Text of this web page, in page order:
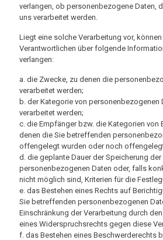
verlangen, ob personenbezogene Daten,
uns verarbeitet werden.
Liegt eine solche Verarbeitung vor,
Verantwortlichen über folgende
verlangen:
a. die Zwecke, zu denen die
verarbeitet werden;
b. der Kategorie von personenbezogenen
verarbeitet werden;
c. die Empfänger bzw. die Kategorien von
denen die Sie betreffenden
offengelegt wurden oder noch
d. die geplante Dauer der Speicherung
personenbezogenen Daten oder, falls
nicht möglich sind, Kriterien für die
e. das Bestehen eines Rechts auf
Sie betreffenden personenbezogenen
Einschränkung der Verarbeitung durch
eines Widerspruchsrechts gegen diese
f. das Bestehen eines Beschwerderechts